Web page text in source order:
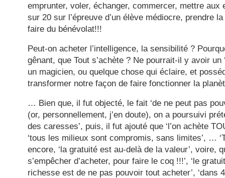
emprunter, voler, échanger, commercer, mettre
sur 20 sur l’épreuve d’un élève médiocre, prendre
faire du bénévolat!!!
Peut-on acheter l’intelligence, la sensibilité ?
gênant, que Tout s’achète ? Ne pourrait-il y avoir un
un magicien, ou quelque chose qui éclaire, et
transformer notre façon de faire fonctionner la
… Bien que, il fut objecté, le fait ‘de ne peut pas
(or, personnellement, j’en doute), on a poursuivi
des caresses’, puis, il fut ajouté que ‘l’on achète
‘tous les milieux sont compromis, sans limites’, …
encore, ‘la gratuité est au-delà de la valeur’, voire,
s’empêcher d’acheter, pour faire le coq !!!’, ‘le
richesse est de ne pas pouvoir tout acheter’, ‘dans